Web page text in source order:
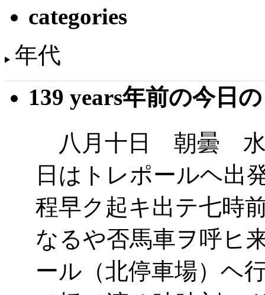
categories
年代
139 years年前の今日
八月十日 朝曇 水
日はトレポールヘ出
程早ク起キ出テ七時
なるや否馬車ヲ呼ヒ
ール（北停車場）ヘ